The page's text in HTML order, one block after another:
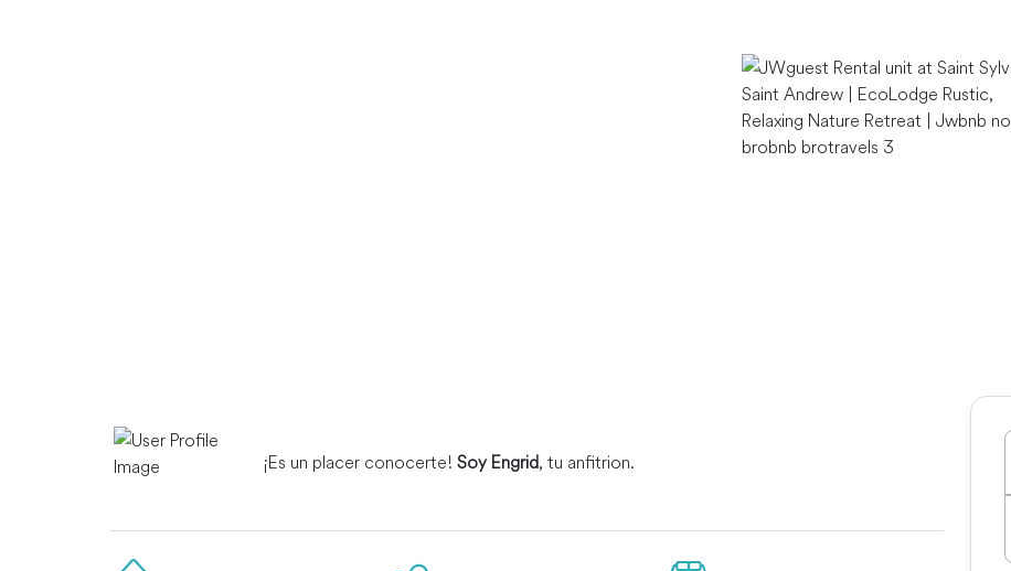
¡Es un placer conocerte! Soy Engrid, tu anfitrion.